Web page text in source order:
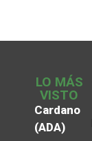
LO MÁS
VISTO
Cardano
(ADA)